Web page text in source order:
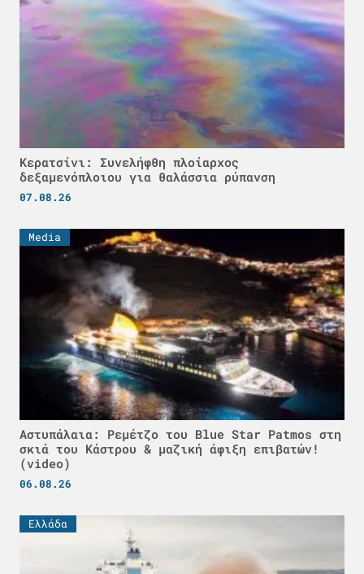
Κερατσίνι: Συνελήφθη πλοίαρχος
δεξαμενόπλοιου για θαλάσσια ρύπανση
07.08.26
Media
Αστυπάλαια: Ρεμέτζο του Blue Star Patmos στη
σκιά του Κάστρου & μαζική άφιξη επιβατών!
(video)
06.08.26
Ελλάδα